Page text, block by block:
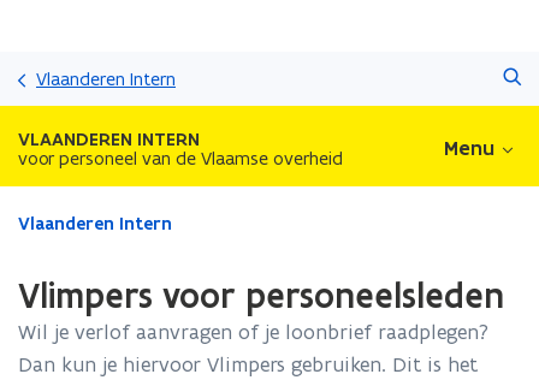
inhoud
Vlaanderen Intern
VLAANDEREN INTERN
voor personeel van de Vlaamse overheid Menu
Gedaan
bevindt
op:
Vlaanderen Intern
Vlimpers voor personeelsleden
Wil je verlof aanvragen of je loonbrief raadplegen?
Dan kun je hiervoor Vlimpers gebruiken. Dit is het